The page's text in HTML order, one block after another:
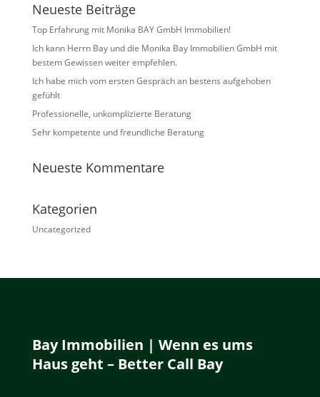
Neueste Beiträge
Top Erfahrung mit Monika BAY GmbH Immobilien!
Ich kann Herrn Bay und die Monika Bay Immobilien GmbH mit
bestem Gewissen weiter empfehlen.
Ich habe mich vom ersten Gespräch an bestens aufgehoben
gefühlt
Professionelle, unkomplizierte Beratung
Sehr kompetente und freundliche Beratung
Neueste Kommentare
Kategorien
Uncategorized
Bay Immobilien | Wenn es ums
Haus geht – Better Call Bay